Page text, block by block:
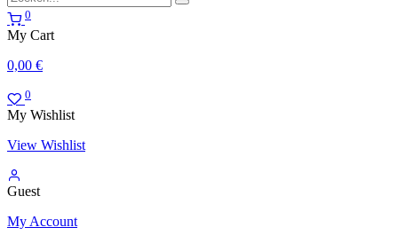
0
My Cart
0,00 €
0
My Wishlist
View Wishlist
Guest
My Account